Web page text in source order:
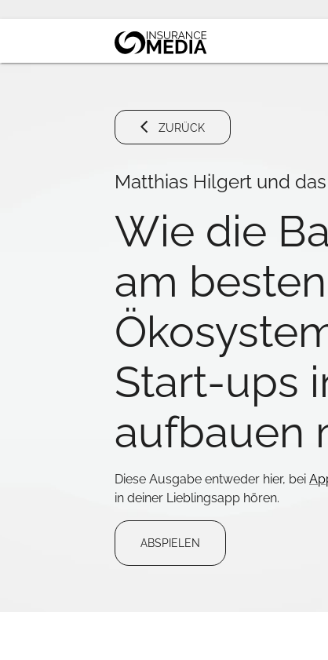
ZURÜCK
Matthias Hilgert und
Wie die
am
Start-ups
aufbauen
Diese Ausgabe entweder hier, bei
in deiner Lieblingsapp hören.
ABSPIELEN